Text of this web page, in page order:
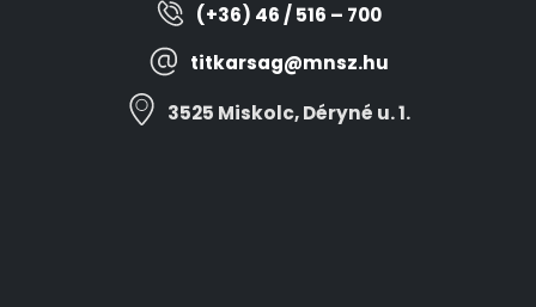
(+36) 46 / 516 – 700
titkarsag@mnsz.hu
3525 Miskolc, Déryné u. 1.